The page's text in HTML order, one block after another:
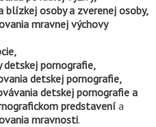
blízkej osoby a zverenej osoby,
mravnej výchovy
detskej pornografie,
detskej pornografie,
detskej pornografie a
predstavení a
mravnosti.